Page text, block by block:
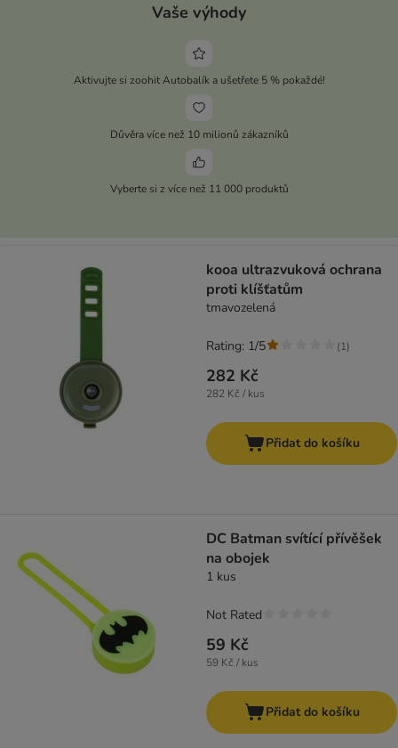
Vaše výhody
Aktivujte si zoohit Autobalík a ušetřete 5 % pokaždé!
Důvěra více než 10 milionů zákazníků
Vyberte si z více než 11 000 produktů
kooa ultrazvuková ochrana
proti klíšťatům
tmavozelená
282 Kč
282 Kč / kus
Rating: 1/5 (1)
Přidat do košíku
DC Batman svítící přívěšek
na obojek
1 kus
59 Kč
59 Kč / kus
Not Rated
Přidat do košíku